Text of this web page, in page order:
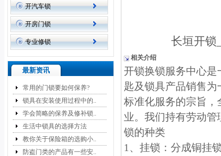
开汽车锁
开房门锁
专业修锁
最新资讯
常用的门锁要如何保养?
锁具在安装使用过程中的..
学会简略的保养及修补锁..
生活中锁具的选择方法
教你关于保险箱的选购小..
防盗门类的产品有一些安..
长垣开锁
相关介绍
开锁换锁服务中心
匙及锁具产品销售
标准化服务的宗旨
业。我们持有劳动
锁的种类
1、挂锁：分成铜挂